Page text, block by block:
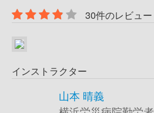
30件のレビュー
インストラクター
山本 晴義